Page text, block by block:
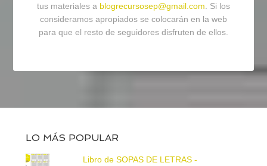
tus materiales a blogrecursosep@gmail.com . Si los
consideramos apropiados se colocarán en la web
para que el resto de seguidores disfruten de ellos.
LO MÁS POPULAR
Libro de SOPAS DE LETRAS -